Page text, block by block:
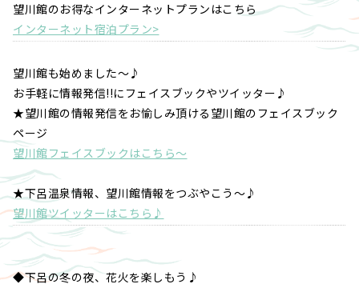
望川館のお得なインターネットプランはこちら
インターネット宿泊プラン>
望川館も始めました～♪
お手軽に情報発信!!にフェイスブックやツイッター♪
★望川館の情報発信をお愉しみ頂ける望川館のフェイスブック
ページ
望川館フェイスブックはこちら～
★下呂温泉情報、望川館情報をつぶやこう～♪
望川館ツイッターはこちら♪
◆下呂の冬の夜、花火を楽しもう♪